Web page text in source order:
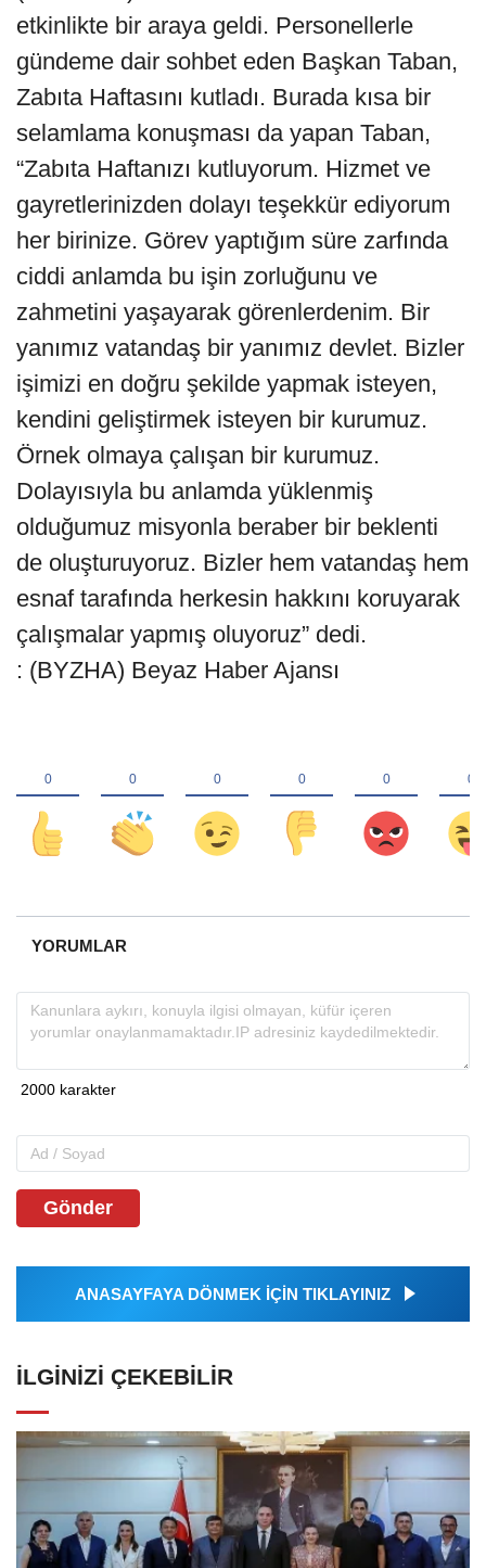
etkinlikte bir araya geldi. Personellerle
gündeme dair sohbet eden Başkan Taban,
Zabıta Haftasını kutladı. Burada kısa bir
selamlama konuşması da yapan Taban,
“Zabıta Haftanızı kutluyorum. Hizmet ve
gayretlerinizden dolayı teşekkür ediyorum
her birinize. Görev yaptığım süre zarfında
ciddi anlamda bu işin zorluğunu ve
zahmetini yaşayarak görenlerdenim. Bir
yanımız vatandaş bir yanımız devlet. Bizler
işimizi en doğru şekilde yapmak isteyen,
kendini geliştirmek isteyen bir kurumuz.
Örnek olmaya çalışan bir kurumuz.
Dolayısıyla bu anlamda yüklenmiş
olduğumuz misyonla beraber bir beklenti
de oluşturuyoruz. Bizler hem vatandaş hem
esnaf tarafında herkesin hakkını koruyarak
çalışmalar yapmış oluyoruz” dedi.
: (BYZHA) Beyaz Haber Ajansı
YORUMLAR
Gönder
ANASAYFAYA DÖNMEK İÇİN TIKLAYINIZ
İLGINIZI ÇEKEBILIR